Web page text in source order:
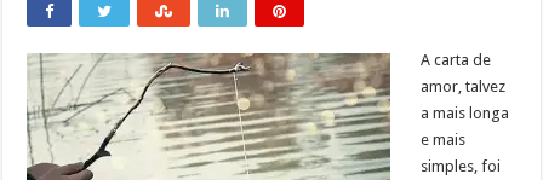
A carta de
amor, talvez
a mais longa
e mais
simples, foi